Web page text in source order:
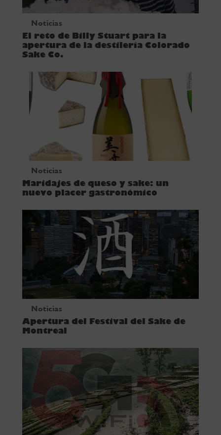
Noticias
El reto de Billy Stuart para la
apertura de la destilería Colorado
Sake Co.
Noticias
Maridajes de queso y sake: un
nuevo placer gastronómico
Noticias
Apertura del Festival del Sake de
Montreal